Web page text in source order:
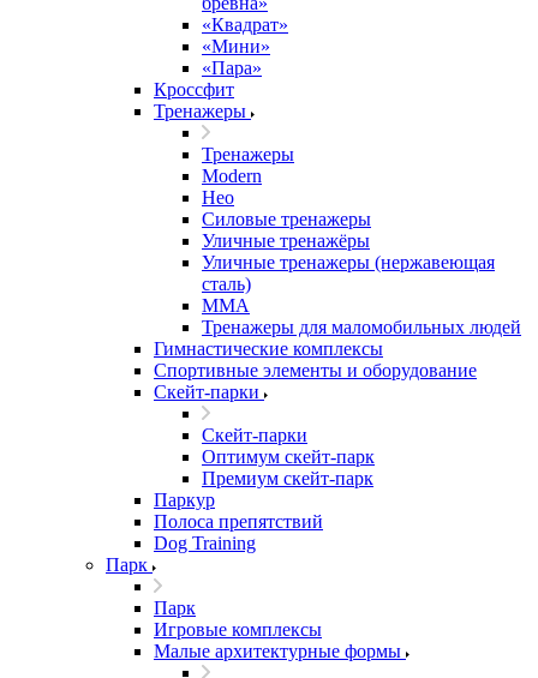
«Квадрат»
«Мини»
«Пара»
Кроссфит
Тренажеры
Тренажеры
Modern
Нео
Силовые тренажеры
Уличные тренажёры
Уличные тренажеры (нержавеющая
сталь)
ММА
Тренажеры для маломобильных людей
Гимнастические комплексы
Спортивные элементы и оборудование
Скейт-парки
Скейт-парки
Оптимум скейт-парк
Премиум скейт-парк
Паркур
Полоса препятствий
Dog Training
Парк
Парк
Игровые комплексы
Малые архитектурные формы